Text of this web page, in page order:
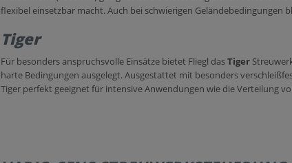
flexibel einsetzbar macht. Auch bei schwierigen Geländebedingungen
Tiger
Für besonders anspruchsvolle Einsätze bietet Fliegl dasTiger
harte Bedingungen ausgelegt. Ausgestattet mit besonders
Tiger perfekt geeignet für intensive Anwendungen wie die Verteilung